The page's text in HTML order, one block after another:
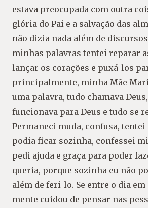
estava preocupada com outra
glória do Pai e a salvação das
não dizia nada além de
minhas palavras tentei reparar
lançar os corações e puxá-los
principalmente, minha Mãe
uma palavra, tudo chamava
funcionava para Deus e tudo se
Permaneci muda, confusa,
podia ficar sozinha, confessei
pedi ajuda e graça para poder
queria, porque sozinha eu não
além de feri-lo. Se entre o dia
mente cuidou de pensar nas